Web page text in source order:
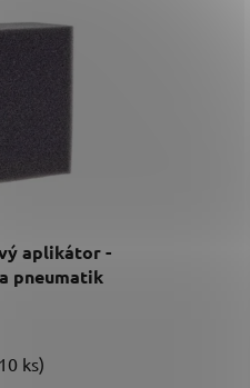
aplikátor -
pneumatik
ks)